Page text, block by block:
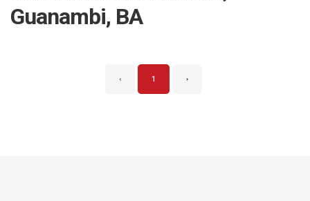
Guanambi, BA
‹ 1 ›